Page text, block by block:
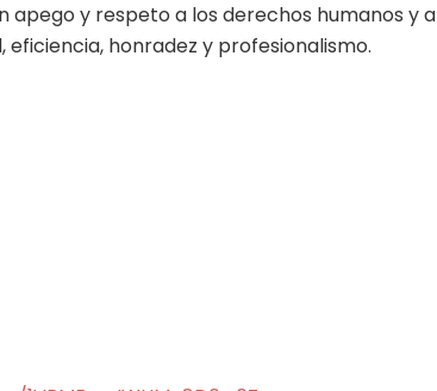
apego y respeto a los derechos humanos y a
honradez y profesionalismo.